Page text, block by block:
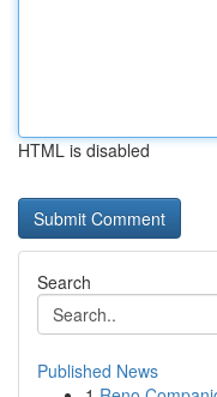
HTML is disabled
Search
Published News